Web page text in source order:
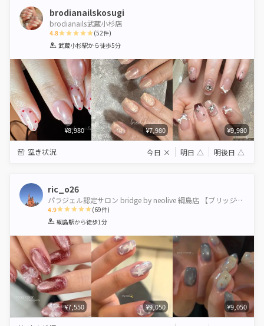
brodianailskosugi
brodianails武蔵小杉店
4.8
1 2 3 4 5
(52件)
武蔵小杉駅から徒歩5分
¥8,980 ¥7,980 ¥9,980
空き状況 今日 × 明日 △ 明後日 △
ric_o26
パラジェル認定サロン bridge by neolive 綱島店 【ブリッジバイネオリーブ】
4.9
1 2 3 4 5
(69件)
綱島駅から徒歩1分
¥7,550 ¥9,050 ¥9,050